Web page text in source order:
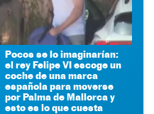
Pocos se lo imaginarían:
el rey Felipe VI escoge un
coche de una marca
española para moverse
por Palma de Mallorca y
esto es lo que cuesta